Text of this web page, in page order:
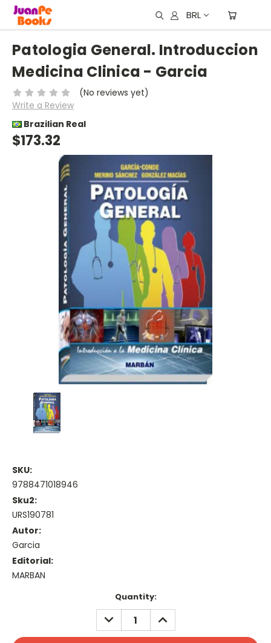
BRL
Patologia General. Introduccion
Medicina Clinica - Garcia
(No reviews yet)
Write a Review
Brazilian Real
$173.32
SKU:
9788471018946
Sku2:
URS190781
Autor:
Garcia
Editorial:
MARBAN
Quantity:
DECREASE
QUANTITY:
INCREASE
QUANTITY: